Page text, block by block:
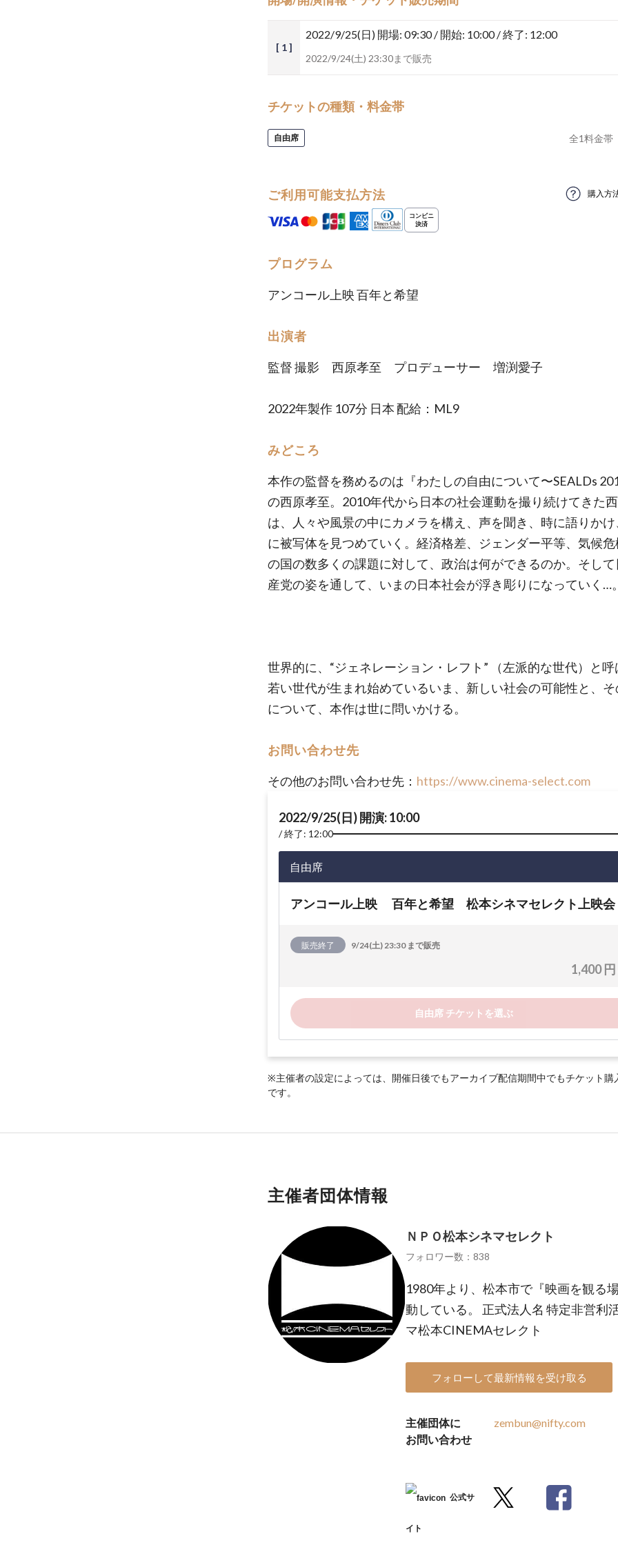
[ 1 ]
2022/9/25(日) 開場: 09:30 / 開始: 10:00 / 終了: 12:00
2022/9/24(土) 23:30まで販売
チケットの種類・料金帯
自由席 全1料金帯
ご利用可能支払方法 購入方
プログラム
アンコール上映 百年と希望
出演者
監督 撮影 西原孝至 プロデューサー 増渕愛子
2022年製作 107分 日本 配給：ML9
みどころ
本作の監督を務めるのは『わたしの自由について〜SEALDs
の西原孝至。2010年代から日本の社会運動を撮り続けてきた
は、人々や風景の中にカメラを構え、声を聞き、時に語りか
に被写体を見つめていく。経済格差、ジェンダー平等、気候危
の国の数多くの課題に対して、政治は何ができるのか。そし
産党の姿を通して、いまの日本社会が浮き彫りになっていく…。
世界的に、“ジェネレーション・レフト” （左派的な世代）と呼
若い世代が生まれ始めているいま、新しい社会の可能性と、そ
について、本作は世に問いかける。
お問い合わせ先
その他のお問い合わせ先： https://www.cinema-select.com
2022/9/25(日) 開演: 10:00
終了: 12:00
自由席
アンコール上映 百年と希望 松本シネマセレクト上映会
販売終了 9/24(土) 23:30 まで販売
1,400 円
自由席 チケットを選ぶ
※主催者の設定によっては、開催日後でもアーカイブ配信期間中でもチケット購
です。
主催者団体情報
ＮＰＯ松本シネマセレクト
フォロワー数：838
1980年より、松本市で『映画を観る
動している。 正式法人名 特定非営利
マ松本CINEMAセレクト
フォローして最新情報を受け取る
主催団体に
お問い合わせ
zembun@nifty.com
公式サ
イト